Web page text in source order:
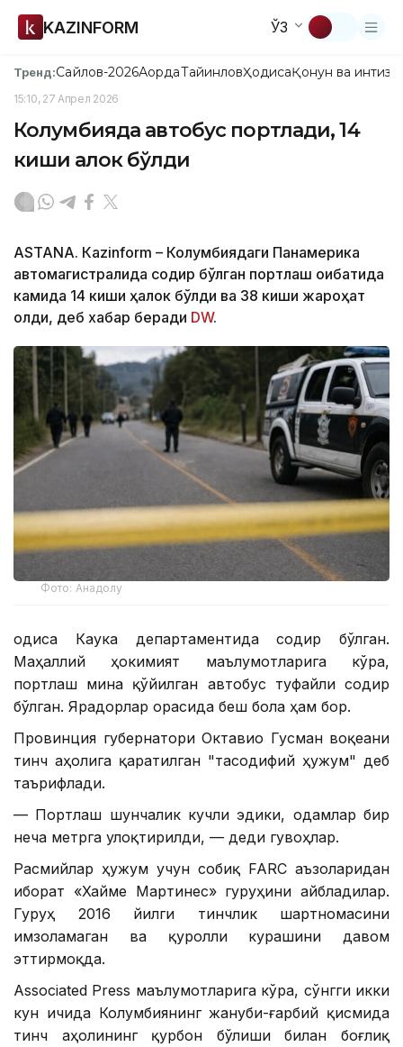
KAZINFORM ЎЗ
Тренд:Сайлов-2026АқордаТайинловҲодисаҚонун ва
15:10, 27 Апрел 2026
Колумбияда автобус портлади, 14
киши ҳалок бўлди
ASTANА. Кazinform – Колумбиядаги Панамерика
автомагистралида содир бўлган портлаш оқибатида
камида 14 киши ҳалок бўлди ва 38 киши жароҳат
олди, деб хабар беради DW.
Фото: Анадолу
Ҳодиса Каука департаментида содир бўлган.
Маҳаллий ҳокимият маълумотларига кўра,
портлаш мина қўйилган автобус туфайли содир
бўлган. Ярадорлар орасида беш бола ҳам бор.
Провинция губернатори Октавио Гусман воқеани
тинч аҳолига қаратилган "тасодифий ҳужум" деб
таърифлади.
— Портлаш шунчалик кучли эдики, одамлар бир
неча метрга улоқтирилди, — деди гувоҳлар.
Расмийлар ҳужум учун собиқ FARC аъзоларидан
иборат «Хайме Мартинес» гуруҳини айбладилар.
Гуруҳ 2016 йилги тинчлик шартномасини
имзоламаган ва қуролли курашини давом
эттирмоқда.
Associated Press маълумотларига кўра, сўнгги икки
кун ичида Колумбиянинг жануби-ғарбий қисмида
тинч аҳолининг қурбон бўлиши билан боғлиқ